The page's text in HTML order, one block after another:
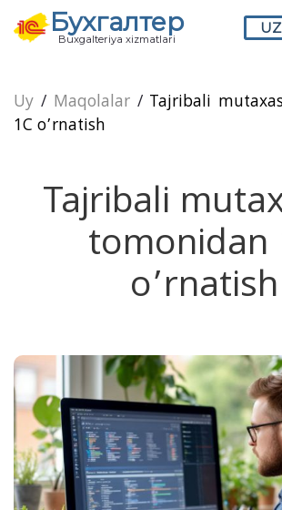
Бухгалтер
Buxgalteriya xizmatlari
UZ
EN
Uy / Maqolalar/ Tajribali
1C o’rnatish
Tajribali
tomonidan
o’rnatish